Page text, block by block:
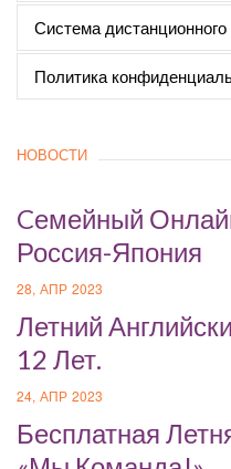
Система
Политика
НОВОСТИ
Cемейный
Россия-Япония
28, АПР 2023
Летний
12 Лет.
24, АПР 2023
Бесплатная